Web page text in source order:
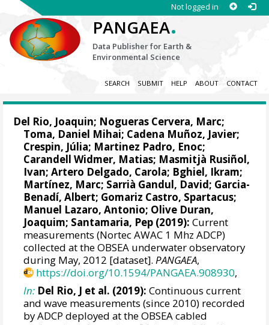
Not logged in
PANGAEA.
Data Publisher for Earth &
Environmental Science
SEARCH SUBMIT HELP ABOUT CONTACT
Del Rio, Joaquin; Nogueras Cervera, Marc;
Toma, Daniel Mihai; Cadena Muñoz, Javier;
Crespin, Júlia; Martinez Padro, Enoc;
Carandell Widmer, Matias; Masmitjà Rusiñol,
Ivan;Artero Delgado, Carola; Bghiel, Ikram;
Martínez, Marc; Sarrià Gandul, David; Garcia-
Benadí, Albert; Gomariz Castro, Spartacus;
Manuel Lazaro, Antonio; Olive Duran,
Joaquim; Santamaria, Pep (2019): Current
measurements (Nortec AWAC 1 Mhz ADCP)
collected at the OBSEA underwater observatory
during May, 2012 [dataset].PANGAEA,
https://doi.org/10.1594/PANGAEA.908930,
In: Del Rio, J et al. (2019): Continuous current
and wave measurements (since 2010) recorded
by ADCP deployed at the OBSEA cabled